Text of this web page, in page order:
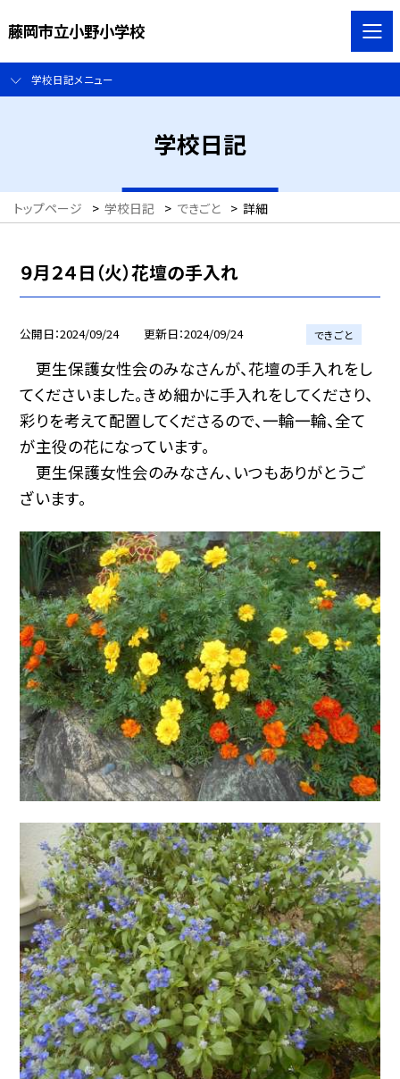
藤岡市立小野小学校
学校日記メニュー
学校日記
トップページ > 学校日記 > できごと > 詳細
９月２４日（火）花壇の手入れ
公開日 2024/09/24 更新日 2024/09/24 できごと
更生保護女性会のみなさんが、花壇の手入れをし
てくださいました。きめ細かに手入れをしてくださり、
彩りを考えて配置してくださるので、一輪一輪、全て
が主役の花になっています。
更生保護女性会のみなさん、いつもありがとうご
ざいます。